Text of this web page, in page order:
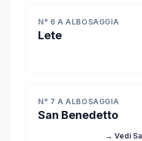
N° 6 A ALBOSAGGIA
Lete
N° 7 A ALBOSAGGIA
San Benedetto
→ Vedi